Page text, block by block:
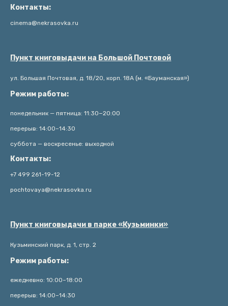
Контакты:
cinema@nekrasovka.ru
Пункт книговыдачи на Большой Почтовой
ул. Большая Почтовая, д. 18/20, корп. 18А (м. «Бауманская»)
Режим работы:
понедельник — пятница: 11:30−20:00
перерыв: 14:00–14:30
суббота — воскресенье: выходной
Контакты:
+7 499 261-19-12
pochtovaya@nekrasovka.ru
Пункт книговыдачи в парке «Кузьминки»
Кузьминский парк, д. 1, стр. 2
Режим работы:
ежедневно: 10:00–18:00
перерыв: 14:00–14:30